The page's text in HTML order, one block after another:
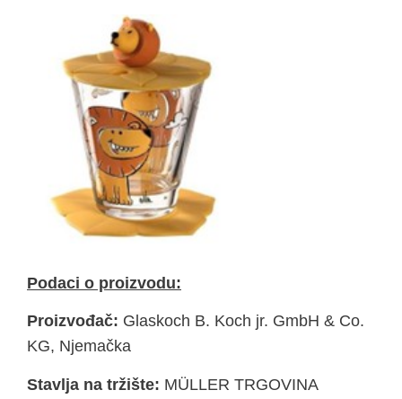
Podaci o proizvodu:
Proizvođač: Glaskoch B. Koch jr. GmbH & Co.
KG, Njemačka
Stavlja na tržište: MÜLLER TRGOVINA